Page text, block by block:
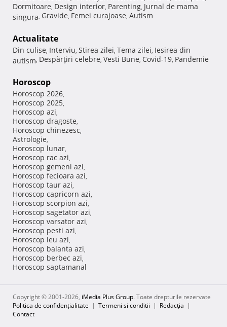
Dormitoare, Design interior, Parenting, Jurnal de mama
singura, Gravide, Femei curajoase, Autism
Actualitate
Din culise, Interviu, Stirea zilei, Tema zilei, Iesirea din
autism, Despărţiri celebre, Vesti Bune, Covid-19, Pandemie
Horoscop
Horoscop 2026,
Horoscop 2025,
Horoscop azi,
Horoscop dragoste,
Horoscop chinezesc,
Astrologie,
Horoscop lunar,
Horoscop rac azi,
Horoscop gemeni azi,
Horoscop fecioara azi,
Horoscop taur azi,
Horoscop capricorn azi,
Horoscop scorpion azi,
Horoscop sagetator azi,
Horoscop varsator azi,
Horoscop pesti azi,
Horoscop leu azi,
Horoscop balanta azi,
Horoscop berbec azi,
Horoscop saptamanal
Copyright © 2001-2026, iMedia Plus Group. Toate drepturile rezervate
Politica de confidențialitate | Termeni si conditii | Redacţia |
Contact